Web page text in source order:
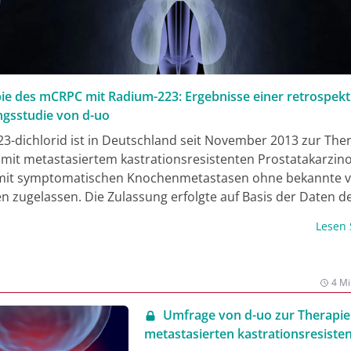
des mCRPC mit Radium-223: Ergebnisse einer
von d-uo
dichlorid ist in Deutschland seit November 2013 zur
metastasiertem kastrationsresistenten
symptomatischen Knochenmetastasen ohne bekannte
zugelassen. Die Zulassung erfolgte auf Basis der Daten
unter einer Kombinationstherapie mit Radium-
ein symptomatisches skelettbezogenes Ereignis auf
bei 29% zeigten sich eine oder mehr Frakturen (2).
Europäischen Union im September 2018 eine
Laut der geänderten Fachinformation darf Radium-223
Lesen
4
Umfrage von d-uo zur
metastasierten